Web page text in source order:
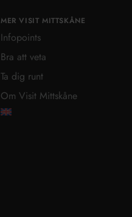
MER VISIT MITTSKÅNE
Infopoints
Bra att veta
Ta dig runt
Om Visit Mittskåne